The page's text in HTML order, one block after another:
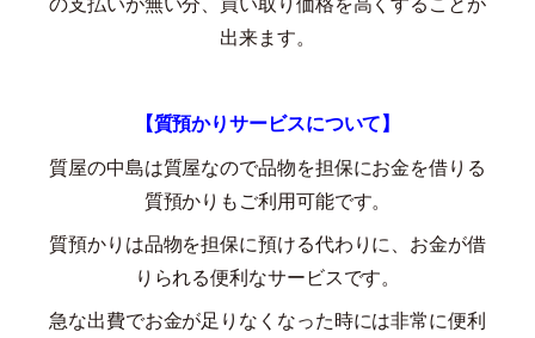
出来ます。
【質預かりサービスについて】
質屋の中島は質屋なので品物を担保にお金を借りる
質預かりもご利用可能です。
質預かりは品物を担保に預ける代わりに、お金が借
りられる便利なサービスです。
急な出費でお金が足りなくなった時には非常に便利